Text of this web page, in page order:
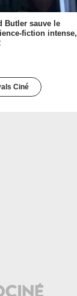
Butler sauve le
fiction intense,
Ciné